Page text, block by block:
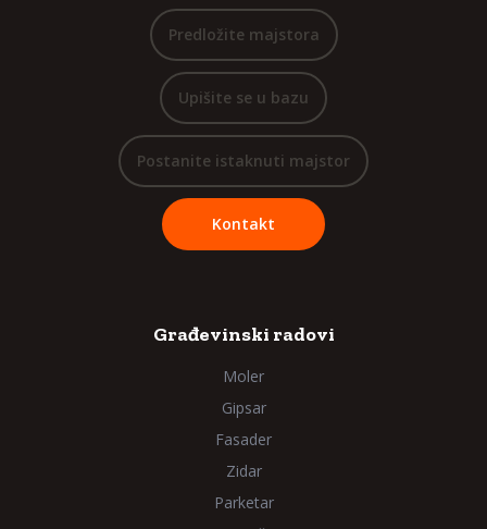
Predložite majstora
Upišite se u bazu
Postanite istaknuti majstor
Kontakt
Građevinski radovi
Moler
Gipsar
Fasader
Zidar
Parketar